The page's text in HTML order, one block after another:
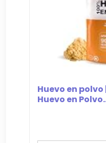
Huevo en
Huevo en